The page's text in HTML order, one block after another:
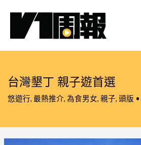
台灣墾丁 親子遊首選
悠遊行, 最熱推介, 為食男女, 親子, 頭版 •